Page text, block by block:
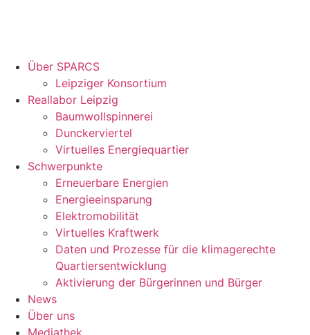
Über SPARCS
Leipziger Konsortium
Reallabor Leipzig
Baumwollspinnerei
Dunckerviertel
Virtuelles Energiequartier
Schwerpunkte
Erneuerbare Energien
Energieeinsparung
Elektromobilität
Virtuelles Kraftwerk
Daten und Prozesse für die klimagerechte
Quartiersentwicklung
Aktivierung der Bürgerinnen und Bürger
News
Über uns